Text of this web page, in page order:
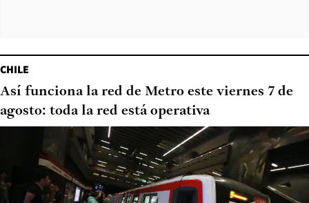
CHILE
Así funciona la red de Metro este viernes 7 de
agosto: toda la red está operativa